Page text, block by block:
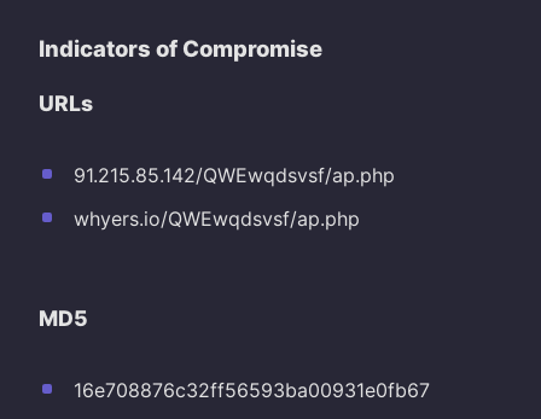
Indicators of Compromise
URLs
91.215.85.142/QWEwqdsvsf/ap.php
whyers.io/QWEwqdsvsf/ap.php
MD5
16e708876c32ff56593ba00931e0fb67